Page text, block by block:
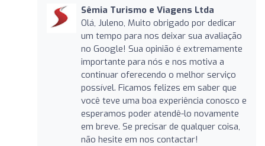
Sêmia Turismo e Viagens Ltda
Olá, Juleno, Muito obrigado por dedicar
um tempo para nos deixar sua avaliação
no Google! Sua opinião é extremamente
importante para nós e nos motiva a
continuar oferecendo o melhor serviço
possível. Ficamos felizes em saber que
você teve uma boa experiência conosco e
esperamos poder atendê-lo novamente
em breve. Se precisar de qualquer coisa,
não hesite em nos contactar!